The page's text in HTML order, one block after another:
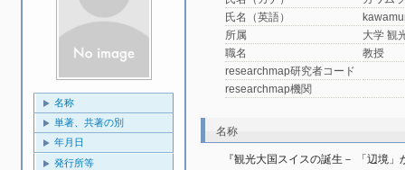
名称
単著、共著の別
年月日
発行所等
氏名（英語）
所属
大学 観
職名
教授
researchmap研究者コード
researchmap機関
名称
『観光大国スイスの誕生－ 「辺境